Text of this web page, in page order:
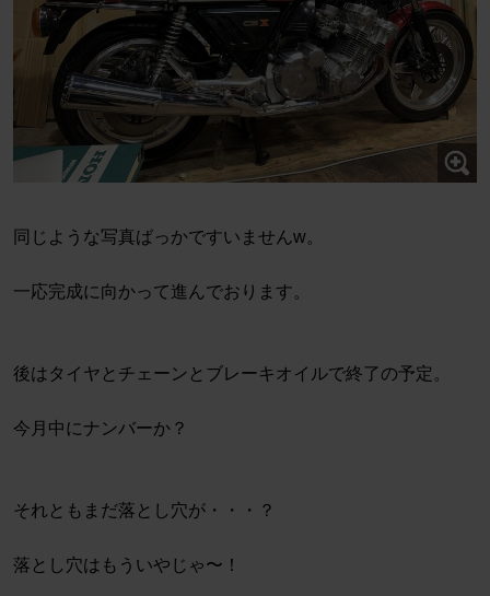
同じような写真ばっかですいませんw。
一応完成に向かって進んでおります。
後はタイヤとチェーンとブレーキオイルで終了の予定。
今月中にナンバーか？
それともまだ落とし穴が・・・？
落とし穴はもういやじゃ〜！